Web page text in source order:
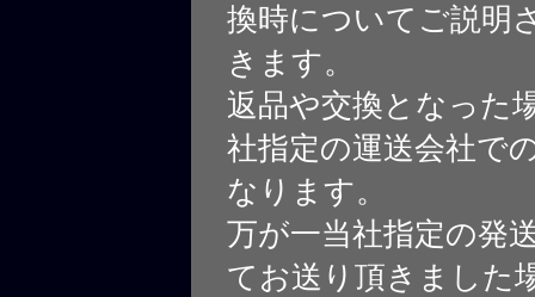
換時についてご説明
きます。
返品や交換となった
社指定の運送会社で
なります。
万が一当社指定の発
てお送り頂きました